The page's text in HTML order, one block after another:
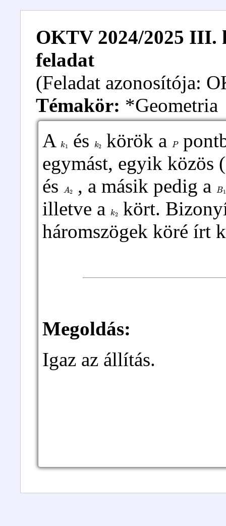
OKTV 2024/2025 III.
feladat
(Feladat azonosítója:
Témakör: *Geometria
A k és k körök a P
egymást, egyik
és
A , a másik pedig a B
illetve a
k kört.
háromszögek köré írt
Megoldás:
Igaz az állítás.